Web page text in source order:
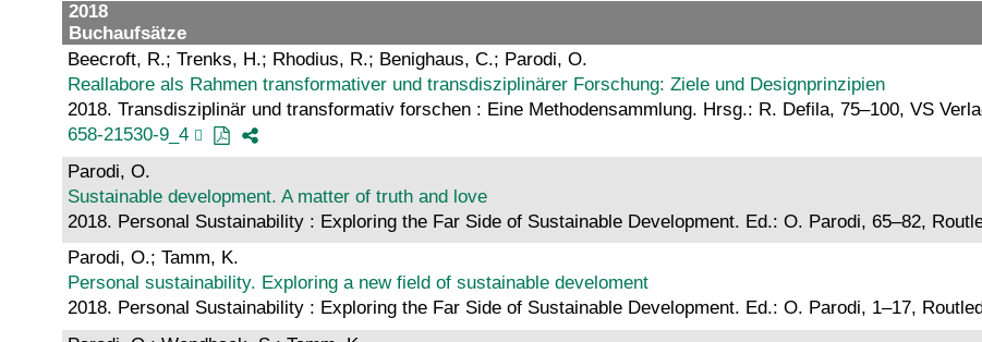
2018
Buchaufsätze
Beecroft, R.; Trenks, H.; Rhodius, R.; Benighaus, C.; Parodi, O.
Reallabore als Rahmen transformativer und transdisziplinärer Forschung: Ziele und Designprinzipien
2018. Transdisziplinär und transformativ forschen : Eine Methodensammlung. Hrsg.: R. Defila, 75–100, VS
658-21530-9_4
Parodi, O.
Sustainable development. A matter of truth and love
2018. Personal Sustainability : Exploring the Far Side of Sustainable Development. Ed.: O. Parodi, 65–82,
Parodi, O.; Tamm, K.
Personal sustainability. Exploring a new field of sustainable develoment
2018. Personal Sustainability : Exploring the Far Side of Sustainable Development. Ed.: O. Parodi, 1–17,